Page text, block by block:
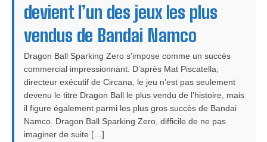
devient l’un des jeux les plus
vendus de Bandai Namco
Dragon Ball Sparking Zero s’impose comme un succès
commercial impressionnant. D’après Mat Piscatella,
directeur exécutif de Circana, le jeu n’est pas seulement
devenu le titre Dragon Ball le plus vendu de l’histoire, mais
il figure également parmi les plus gros succès de Bandai
Namco. Dragon Ball Sparking Zero, difficile de ne pas
imaginer de suite […]